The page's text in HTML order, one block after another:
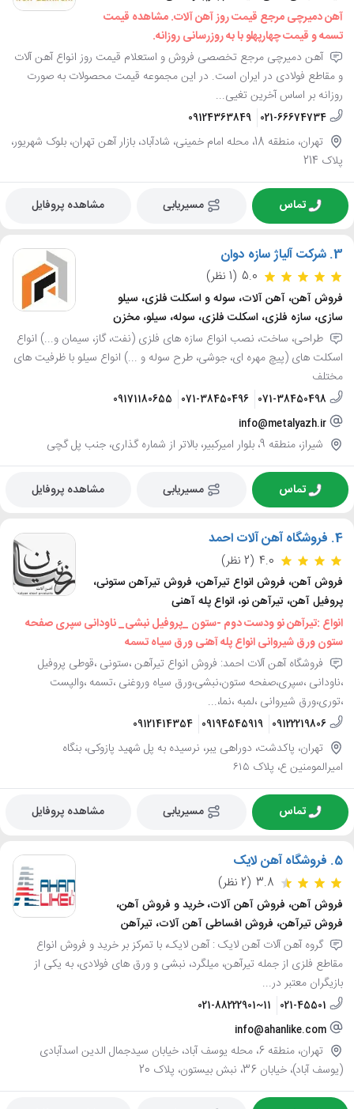
آهن دمیرچی مرجع قیمت روز آهن آلات. مشاهده قیمت
تسمه و قیمت چهارپهلو با به روزرسانی روزانه.
آهن دمیرچی مرجع تخصصی فروش و استعلام قیمت روز انواع آهن آلات
و مقاطع فولادی در ایران است. در این مجموعه قیمت محصولات به صورت
روزانه بر اساس آخرین تغیی...
021-66674734
09124363849
تهران، منطقه 18، محله امام خمینی، شادآباد، بازار آهن تهران، بلوک شهریور،
پلاک 214
تماس مسیریابی مشاهده پروفایل
3. شرکت آلیاژ سازه دوان
5.0 (1 نظر)
فروش آهن، آهن آلات، سوله و اسکلت فلزی، سیلو
سازی، سازه فلزی، اسکلت فلزی، سوله، سیلو، مخزن
طراحی، ساخت، نصب انواع سازه های فلزی (نفت، گاز، سیمان و...) انواع
اسکلت های (پیچ مهره ای، جوشی، طرح سوله و ...) انواع سیلو با ظرفیت های
مختلف
071-38450498
071-38450496
09171180655
info@metalyazh.ir
شیراز، منطقه 9، بلوار امیرکبیر، بالاتر از شماره گذاری، جنب پل گچی
تماس مسیریابی مشاهده پروفایل
4. فروشگاه آهن آلات احمد
4.0 (2 نظر)
فروش آهن، فروش انواع تیرآهن، فروش تیرآهن ستونی،
پروفیل آهن، تیرآهن نو، انواع پله آهنی
انواع :تیرآهن نو ودست دوم -ستون _پروفیل نبشی_ ناودانی سپری صفحه
ستون ورق شیروانی انواع پله آهنی ورق سیاه تسمه
فروشگاه آهن آلات احمد: فروش انواع تیرآهن ،ستونی ،قوطی پروفیل
،ناودانی ،سپری،صفحه ستون،نبشی،ورق سیاه وروغنی ،تسمه ،والپست
،توری،ورق شیروانی ،لمبه ،نما،...
09122219806
09194545919
09121414354
تهران، پاکدشت، دوراهی یبر، نرسیده به پل شهید پازوکی، بنگاه
امیرالمومنین ع، پلاک ۶۱۵
تماس مسیریابی مشاهده پروفایل
5. فروشگاه آهن لایک
3.8 (2 نظر)
فروش آهن، فروش آهن آلات، خرید و فروش آهن،
فروش تیرآهن، فروش افساطی آهن آلات، تیرآهن
گروه آهن آلات آهن لایک : آهن لایک، با تمرکز بر خرید و فروش انواع
مقاطع فلزی از جمله تیرآهن، میلگرد، نبشی و ورق های فولادی، به یکی از
بازیگران معتبر در...
021-45501
021-88222901~11
info@ahanlike.com
تهران، منطقه 6، محله یوسف آباد، خیابان سیدجمال الدین اسدآبادی
(یوسف آباد)، خیابان 36، نبش بیستون، پلاک 20